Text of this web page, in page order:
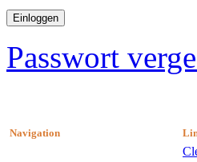
Passwort
Navigation